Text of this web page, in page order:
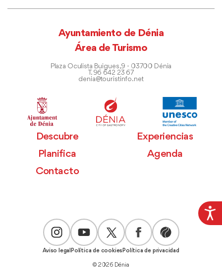
Ayuntamiento de Dénia
Área de Turismo
Plaza Oculista Buigues, 9 - 03700 Dénia
T. 96 642 23 67
denia@touristinfo.net
Descubre
Experiencias
Planifica
Agenda
Contacto
Aviso legal Política de cookies Política de privacidad
© 2026 Dénia